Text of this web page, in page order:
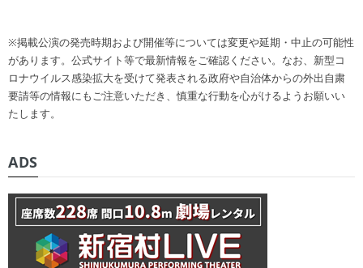
※掲載公演の発売時期および開催等については変更や延期・中止の可能性
があります。公式サイト等で最新情報をご確認ください。なお、新型コ
ロナウイルス感染拡大を受けて発表される政府や自治体からの外出自粛
要請等の情報にもご注意いただき、慎重な行動を心がけるようお願いい
たします。
ADS